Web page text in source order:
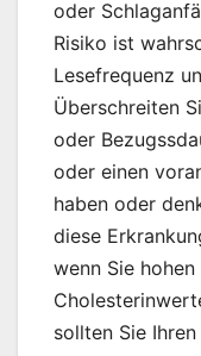
oder
Risiko ist
Lesefrequenz
Überschreiten
oder
oder einen
haben oder
diese
wenn Sie
sollten Sie